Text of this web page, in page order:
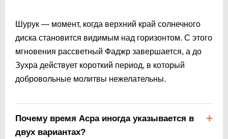
Шурук — момент, когда верхний край солнечного
диска становится видимым над горизонтом. С этого
мгновения рассветный Фаджр завершается, а до
Зухра действует короткий период, в который
добровольные молитвы нежелательны.
Почему время Асра иногда указывается в
двух вариантах?